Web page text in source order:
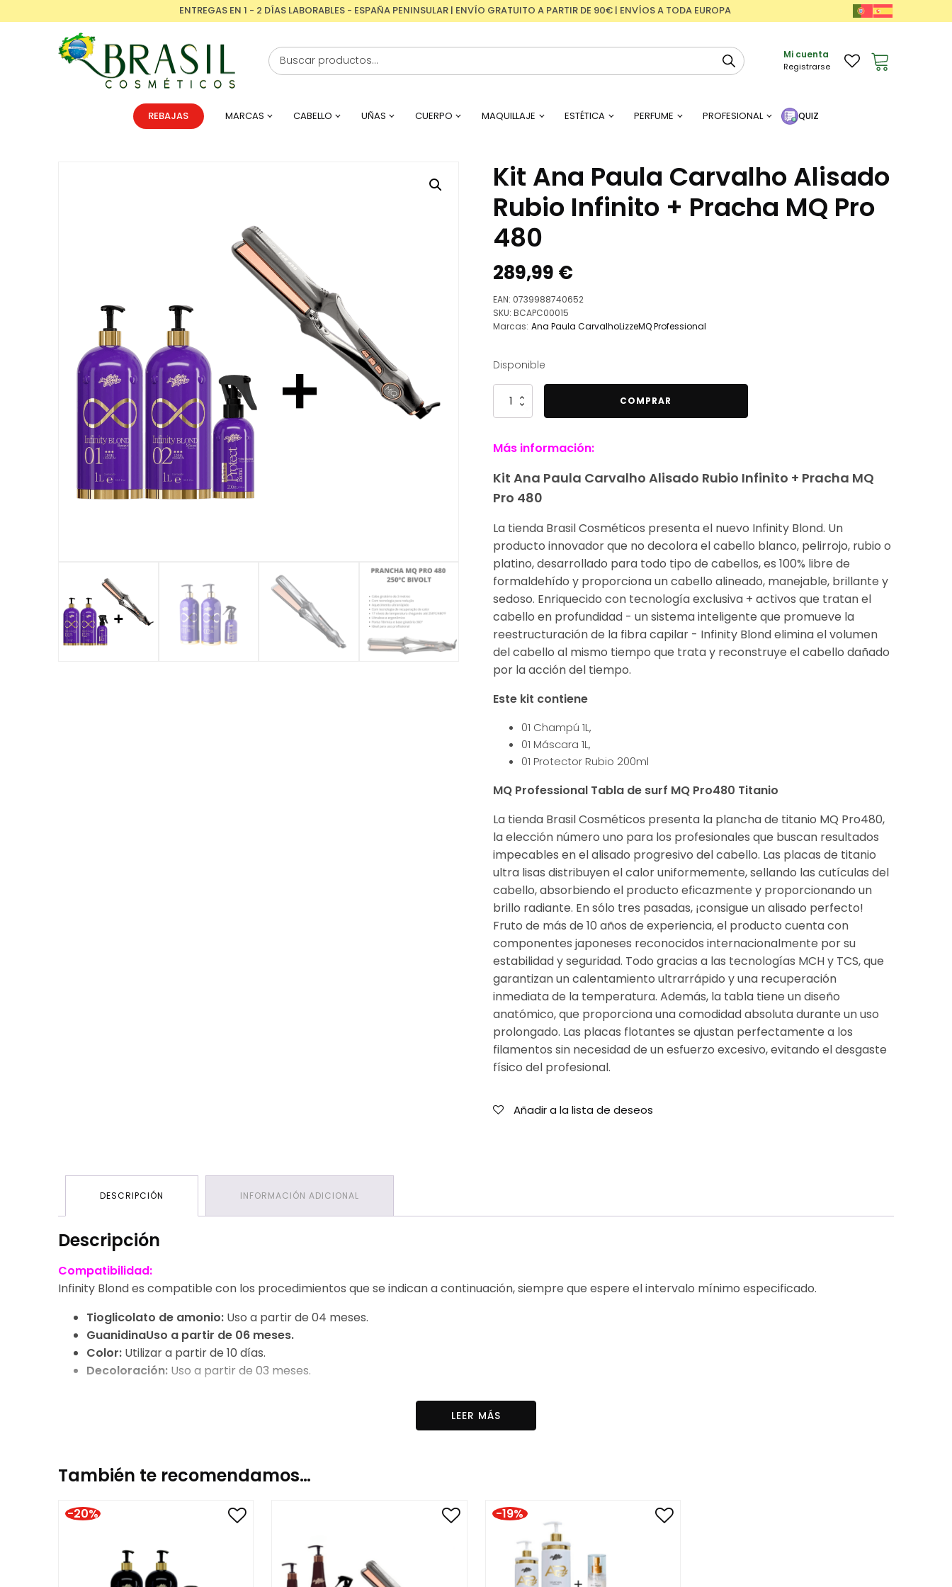
ENTREGAS EN 1 - 2 DÍAS LABORABLES - ESPAÑA PENINSULAR | ENVÍO GRATUITO A PARTIR DE 90€ | ENVÍOS A TODA EUROPA
Mi cuenta
Registrarse
REBAJAS MARCAS CABELLO UÑAS CUERPO MAQUILLAJE ESTÉTICA PERFUME PROFESIONAL QUIZ
Kit Ana Paula Carvalho Alisado
Rubio Infinito + Pracha MQ Pro
480
289,99 €
EAN: 0739988740652
SKU: BCAPC00015
Marcas: Ana Paula CarvalhoLizzeMQ Professional
Disponible
Ana
Carvalho
Rubio
Infinito
Pracha
MQ
Pro
480
cantidad
COMPRAR
Más información:
Kit Ana Paula Carvalho Alisado Rubio Infinito + Pracha MQ
Pro 480
La tienda Brasil Cosméticos presenta el nuevo Infinity Blond. Un
producto innovador que no decolora el cabello blanco, pelirrojo, rubio o
platino, desarrollado para todo tipo de cabellos, es 100% libre de
formaldehído y proporciona un cabello alineado, manejable, brillante y
sedoso. Enriquecido con tecnología exclusiva + activos que tratan el
cabello en profundidad - un sistema inteligente que promueve la
reestructuración de la fibra capilar - Infinity Blond elimina el volumen
del cabello al mismo tiempo que trata y reconstruye el cabello dañado
por la acción del tiempo.
Este kit contiene
01 Champú 1L,
01 Máscara 1L,
01 Protector Rubio 200ml
MQ Professional Tabla de surf MQ Pro480 Titanio
La tienda Brasil Cosméticos presenta la plancha de titanio MQ Pro480,
la elección número uno para los profesionales que buscan resultados
impecables en el alisado progresivo del cabello. Las placas de titanio
ultra lisas distribuyen el calor uniformemente, sellando las cutículas del
cabello, absorbiendo el producto eficazmente y proporcionando un
brillo radiante. En sólo tres pasadas, ¡consigue un alisado perfecto!
Fruto de más de 10 años de experiencia, el producto cuenta con
componentes japoneses reconocidos internacionalmente por su
estabilidad y seguridad. Todo gracias a las tecnologías MCH y TCS, que
garantizan un calentamiento ultrarrápido y una recuperación
inmediata de la temperatura. Además, la tabla tiene un diseño
anatómico, que proporciona una comodidad absoluta durante un uso
prolongado. Las placas flotantes se ajustan perfectamente a los
filamentos sin necesidad de un esfuerzo excesivo, evitando el desgaste
físico del profesional.
Añadir a la lista de deseos
DESCRIPCIÓN INFORMACIÓN ADICIONAL
Descripción
Compatibilidad:
Infinity Blond es compatible con los procedimientos que se indican a continuación, siempre que espere el intervalo mínimo especificado.
Tioglicolato de amonio: Uso a partir de 04 meses.
GuanidinaUso a partir de 06 meses.
Color: Utilizar a partir de 10 días.
Decoloración: Uso a partir de 03 meses.
Infinity Blond es incompatible con cabellos que contengan los siguientes procedimientos:
Ácidos orgánicos, manteca de karité, proteína de suero, aceite de linaza, Omega 3, ceramidas y vitamina E.
Características de la tabla de surf MQ Pro480 Titanium:
Material de la placa: nueva aleación de titanio;
Temperatura máxima 250 °C (480 °F);
17 ajustes de temperatura;
LEER MÁS
También te recomendamos…
-20% -19%